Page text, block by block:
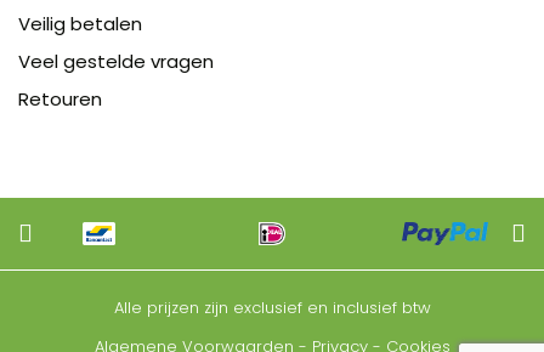
Veilig betalen
Veel gestelde vragen
Retouren
Alle prijzen zijn exclusief en inclusief btw
Algemene Voorwaarden - Privacy- Cookies